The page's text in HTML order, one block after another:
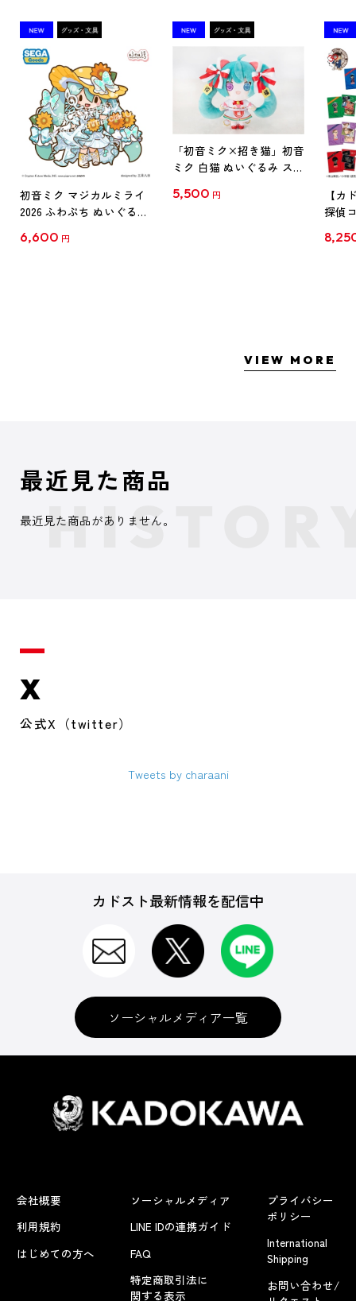
初音ミク マジカルミライ
2026 ふわぷち ぬいぐるみ
6,600 円
「初音ミク×招き猫」初音
ミク 白猫 ぬいぐるみ スタ
5,500 円
【カ
探偵
クリ
VIEW MORE
最近見た商品
最近見た商品がありません。
X
公式X（twitter）
Tweets by charaani
カドスト最新情報を配信中
ソーシャルメディア一覧
会社概要
利用規約
はじめての方へ
ソーシャルメディア
LINE IDの連携ガイド
FAQ
特定商取引法に
関する表示
プライバシー
ポリシー
International
Shipping
お問い合わせ/